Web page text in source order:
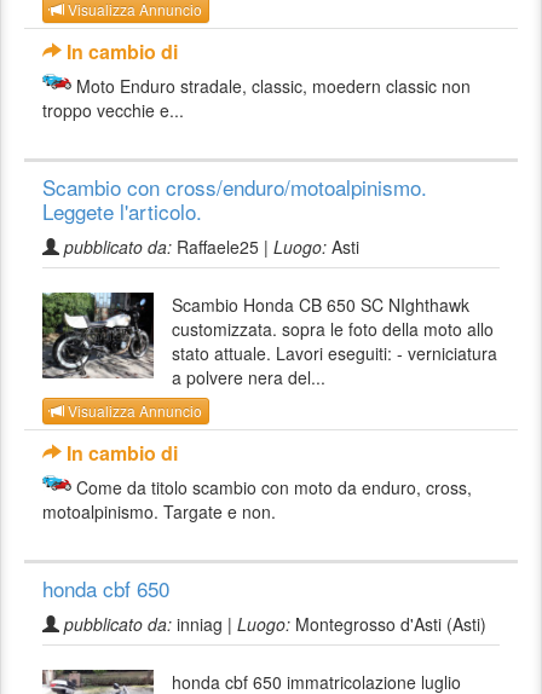
Visualizza Annuncio
In cambio di
Moto Enduro stradale, classic, moedern classic non
troppo vecchie e...
Scambio con cross/enduro/motoalpinismo.
Leggete l'articolo.
pubblicato da: Raffaele25 | Luogo: Asti
Scambio Honda CB 650 SC NIghthawk
customizzata. sopra le foto della moto allo
stato attuale. Lavori eseguiti: - verniciatura
a polvere nera del...
Visualizza Annuncio
In cambio di
Come da titolo scambio con moto da enduro, cross,
motoalpinismo. Targate e non.
honda cbf 650
pubblicato da: inniag | Luogo: Montegrosso d'Asti (Asti)
honda cbf 650 immatricolazione luglio